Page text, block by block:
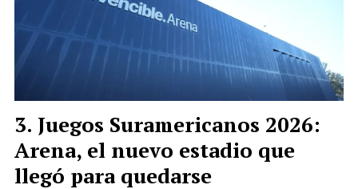
Juegos Suramericanos 2026:
Arena, el nuevo estadio que
llegó para quedarse